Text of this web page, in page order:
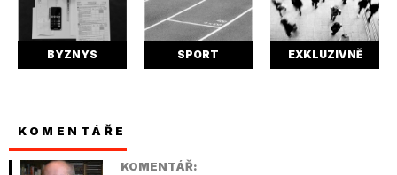
BYZNYS SPORT EXKLUZIVNĚ
KOMENTÁŘE
KOMENTÁŘ: